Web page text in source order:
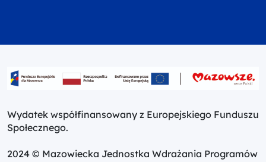
Wydatek współfinansowany z Europejskiego Funduszu
Społecznego.
2024 © Mazowiecka Jednostka Wdrażania Programów